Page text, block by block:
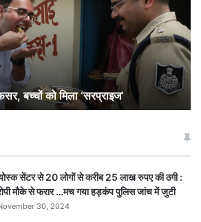
बच्चों को मिला ‘सरप्राइज’
सेंटर से 20 लोगों से करीब 25 लाख रुपए की ठगी :
मौके से फरार …मच गया हड़कंप पुलिस जांच में जुटी
30, 2024